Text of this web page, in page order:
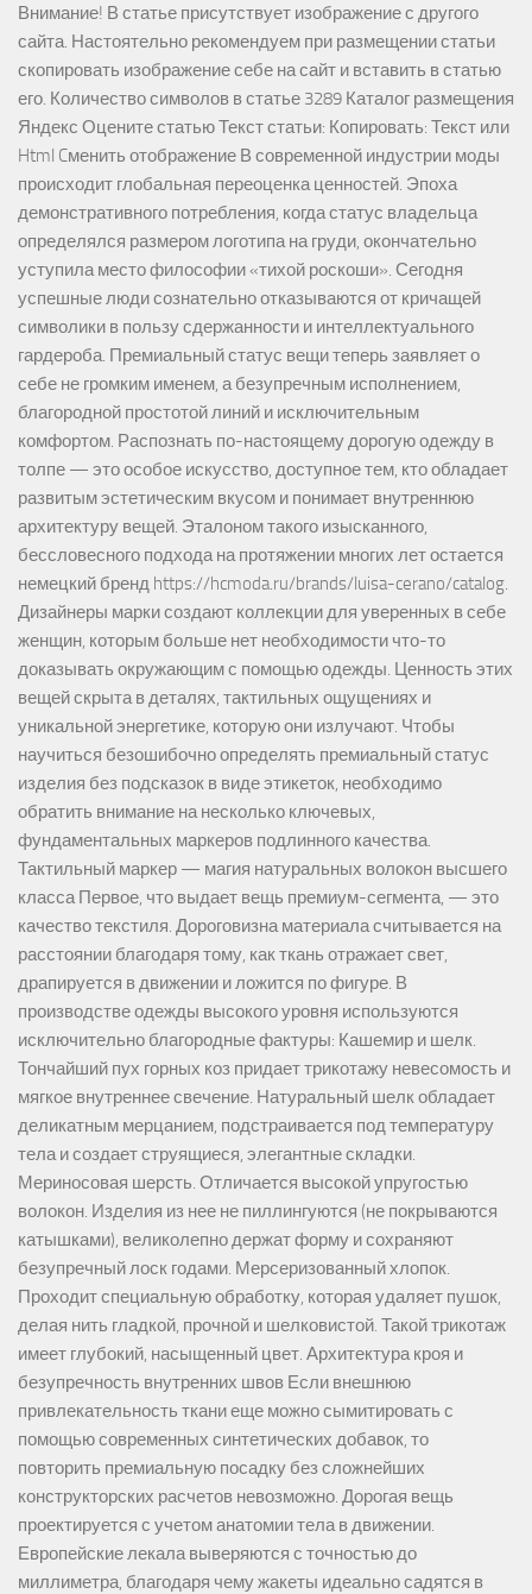
Внимание! В статье присутствует изображение с другого
сайта. Настоятельно рекомендуем при размещении статьи
скопировать изображение себе на сайт и вставить в статью
его. Количество символов в статье 3289 Каталог размещения
Яндекс Оцените статью Текст статьи: Копировать: Текст или
Html Cменить отображение В современной индустрии моды
происходит глобальная переоценка ценностей. Эпоха
демонстративного потребления, когда статус владельца
определялся размером логотипа на груди, окончательно
уступила место философии «тихой роскоши». Сегодня
успешные люди сознательно отказываются от кричащей
символики в пользу сдержанности и интеллектуального
гардероба. Премиальный статус вещи теперь заявляет о
себе не громким именем, а безупречным исполнением,
благородной простотой линий и исключительным
комфортом. Распознать по-настоящему дорогую одежду в
толпе — это особое искусство, доступное тем, кто обладает
развитым эстетическим вкусом и понимает внутреннюю
архитектуру вещей. Эталоном такого изысканного,
бессловесного подхода на протяжении многих лет остается
немецкий бренд https://hcmoda.ru/brands/luisa-cerano/catalog.
Дизайнеры марки создают коллекции для уверенных в себе
женщин, которым больше нет необходимости что-то
доказывать окружающим с помощью одежды. Ценность этих
вещей скрыта в деталях, тактильных ощущениях и
уникальной энергетике, которую они излучают. Чтобы
научиться безошибочно определять премиальный статус
изделия без подсказок в виде этикеток, необходимо
обратить внимание на несколько ключевых,
фундаментальных маркеров подлинного качества.
Тактильный маркер — магия натуральных волокон высшего
класса Первое, что выдает вещь премиум-сегмента, — это
качество текстиля. Дороговизна материала считывается на
расстоянии благодаря тому, как ткань отражает свет,
драпируется в движении и ложится по фигуре. В
производстве одежды высокого уровня используются
исключительно благородные фактуры: Кашемир и шелк.
Тончайший пух горных коз придает трикотажу невесомость и
мягкое внутреннее свечение. Натуральный шелк обладает
деликатным мерцанием, подстраивается под температуру
тела и создает струящиеся, элегантные складки.
Мериносовая шерсть. Отличается высокой упругостью
волокон. Изделия из нее не пиллингуются (не покрываются
катышками), великолепно держат форму и сохраняют
безупречный лоск годами. Мерсеризованный хлопок.
Проходит специальную обработку, которая удаляет пушок,
делая нить гладкой, прочной и шелковистой. Такой трикотаж
имеет глубокий, насыщенный цвет. Архитектура кроя и
безупречность внутренних швов Если внешнюю
привлекательность ткани еще можно сымитировать с
помощью современных синтетических добавок, то
повторить премиальную посадку без сложнейших
конструкторских расчетов невозможно. Дорогая вещь
проектируется с учетом анатомии тела в движении.
Европейские лекала выверяются с точностью до
миллиметра, благодаря чему жакеты идеально садятся в